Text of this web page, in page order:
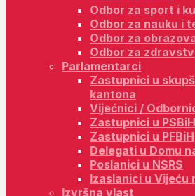
Odbor za sport i
Odbor za nauku i
Odbor za
Odbor za
Parlamentarci
Zastupnici u
kantona
Vijećnici /
Zastupnici u PSBiH
Zastupnici u PFBiH
Delegati u Domu
Poslanici u NSRS
Izaslanici u Vijeću
Izvršna vlast